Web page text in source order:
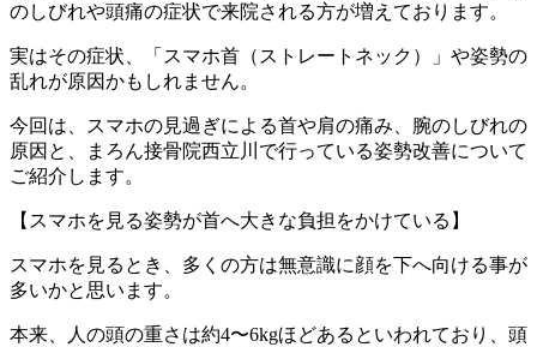
のしびれや頭痛の症状で来院される方が増えております。
実はその症状、「スマホ首（ストレートネック）」や姿勢の
乱れが原因かもしれません。
今回は、スマホの見過ぎによる首や肩の痛み、腕のしびれの
原因と、まろん接骨院西立川で行っている姿勢改善について
ご紹介します。
【スマホを見る姿勢が首へ大きな負担をかけている】
スマホを見るとき、多くの方は無意識に顔を下へ向ける事が
多いかと思います。
本来、人の頭の重さは約4〜6kgほどあるといわれており、頭